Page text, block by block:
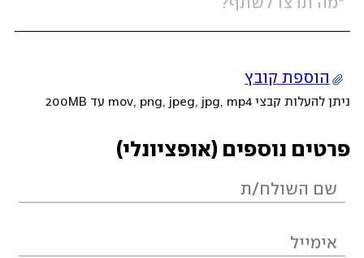
הוספת קובץ
ניתן להעלות קבצי mov, png, jpeg, jpg, mp4 עד 200MB
פרטים נוספים (אופציונלי)